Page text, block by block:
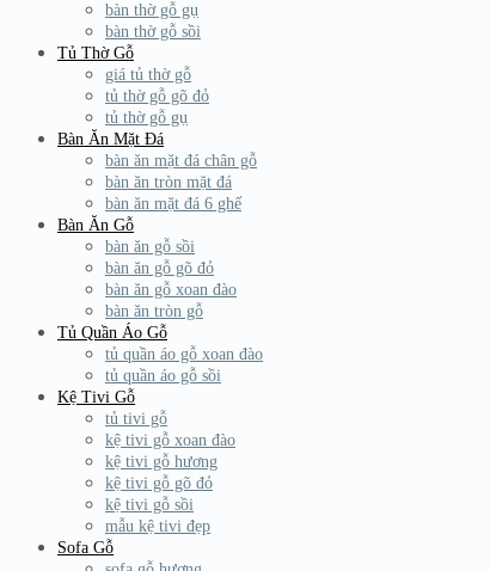
bàn thờ gỗ gụ
bàn thờ gỗ sồi
Tủ Thờ Gỗ
giá tủ thờ gỗ
tủ thờ gỗ gõ đỏ
tủ thờ gỗ gụ
Bàn Ăn Mặt Đá
bàn ăn mặt đá chân gỗ
bàn ăn tròn mặt đá
bàn ăn mặt đá 6 ghế
Bàn Ăn Gỗ
bàn ăn gỗ sồi
bàn ăn gỗ gõ đỏ
bàn ăn gỗ xoan đào
bàn ăn tròn gỗ
Tủ Quần Áo Gỗ
tủ quần áo gỗ xoan đào
tủ quần áo gỗ sồi
Kệ Tivi Gỗ
tủ tivi gỗ
kệ tivi gỗ xoan đào
kệ tivi gỗ hương
kệ tivi gỗ gõ đỏ
kệ tivi gỗ sồi
mẫu kệ tivi đẹp
Sofa Gỗ